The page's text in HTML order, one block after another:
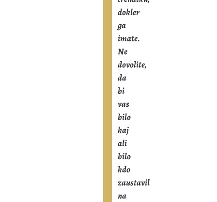
dokler
ga
imate.
Ne
dovolite,
da
bi
vas
bilo
kaj
ali
bilo
kdo
zaustavil
na